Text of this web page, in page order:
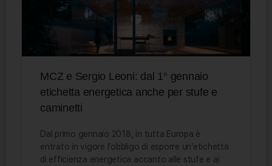
MCZ e Sergio Leoni: dal 1° gennaio
etichetta energetica anche per stufe e
caminetti
Dal primo gennaio 2018, in tutta Europa è
entrato in vigore l’obbligo di esporre un’etichetta
di efficienza energetica accanto alle stufe e ai